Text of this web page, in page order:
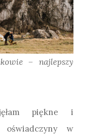
– najlepszy
piękne i
oświadczyny w